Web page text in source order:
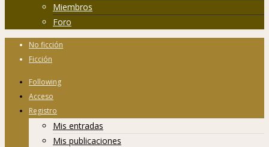
Miembros
Foro
No ficción
Ficción
Following
Acceso
Registro
Mis entradas
Mis publicaciones